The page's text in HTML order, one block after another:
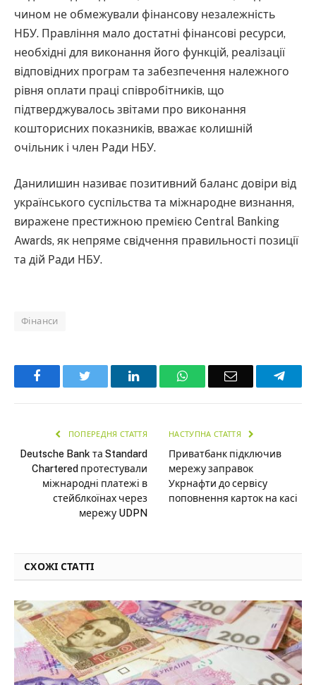
чином не обмежували фінансову незалежність
НБУ. Правління мало достатні фінансові ресурси,
необхідні для виконання його функцій, реалізації
відповідних програм та забезпечення належного
рівня оплати праці співробітників, що
підтверджувалось звітами про виконання
кошторисних показників, вважає колишній
очільник і член Ради НБУ.
Данилишин називає позитивний баланс довіри від
українського суспільства та міжнародне визнання,
виражене престижною премією Central Banking
Awards, як непряме свідчення правильності позиції
та дій Ради НБУ.
Фінанси
Facebook LinkedInWhatsAppEmail
ПОПЕРЕДНЯ СТАТТЯ
Deutsche Bank та Standard
Chartered протестували
міжнародні платежі в
стейблкоїнах через
мережу UDPN
НАСТУПНА СТАТТЯ
Приватбанк підключив
мережу заправок
Укрнафти до сервісу
поповнення карток на касі
СХОЖІ СТАТТІ